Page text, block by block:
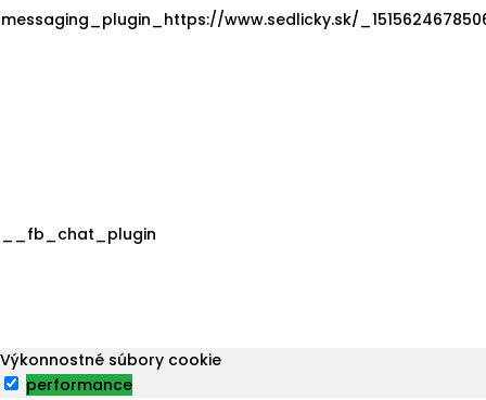
messaging_plugin_https://www.sedlicky.sk/
__fb_chat_plugin
Výkonnostné súbory cookie
performance